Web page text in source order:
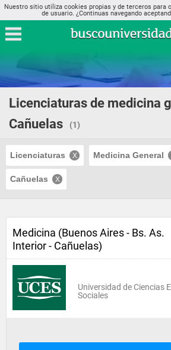
Nuestro sitio utiliza cookies propias y de terceros para
de usuario. ¿Continuas navegando
Licenciaturas de medicina
Cañuelas
(1)
Licenciaturas Medicina General
Cañuelas
Medicina (Buenos Aires - Bs. As.
Interior - Cañuelas)
Universidad de Ciencias
Sociales